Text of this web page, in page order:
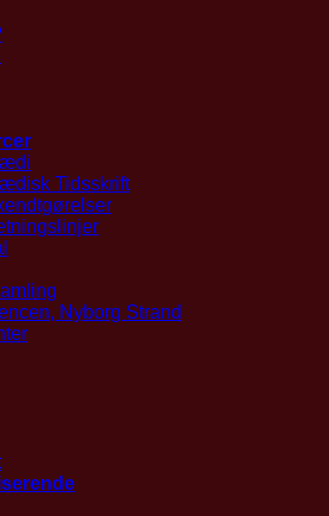
Tidsskrift
Nyborg Strand